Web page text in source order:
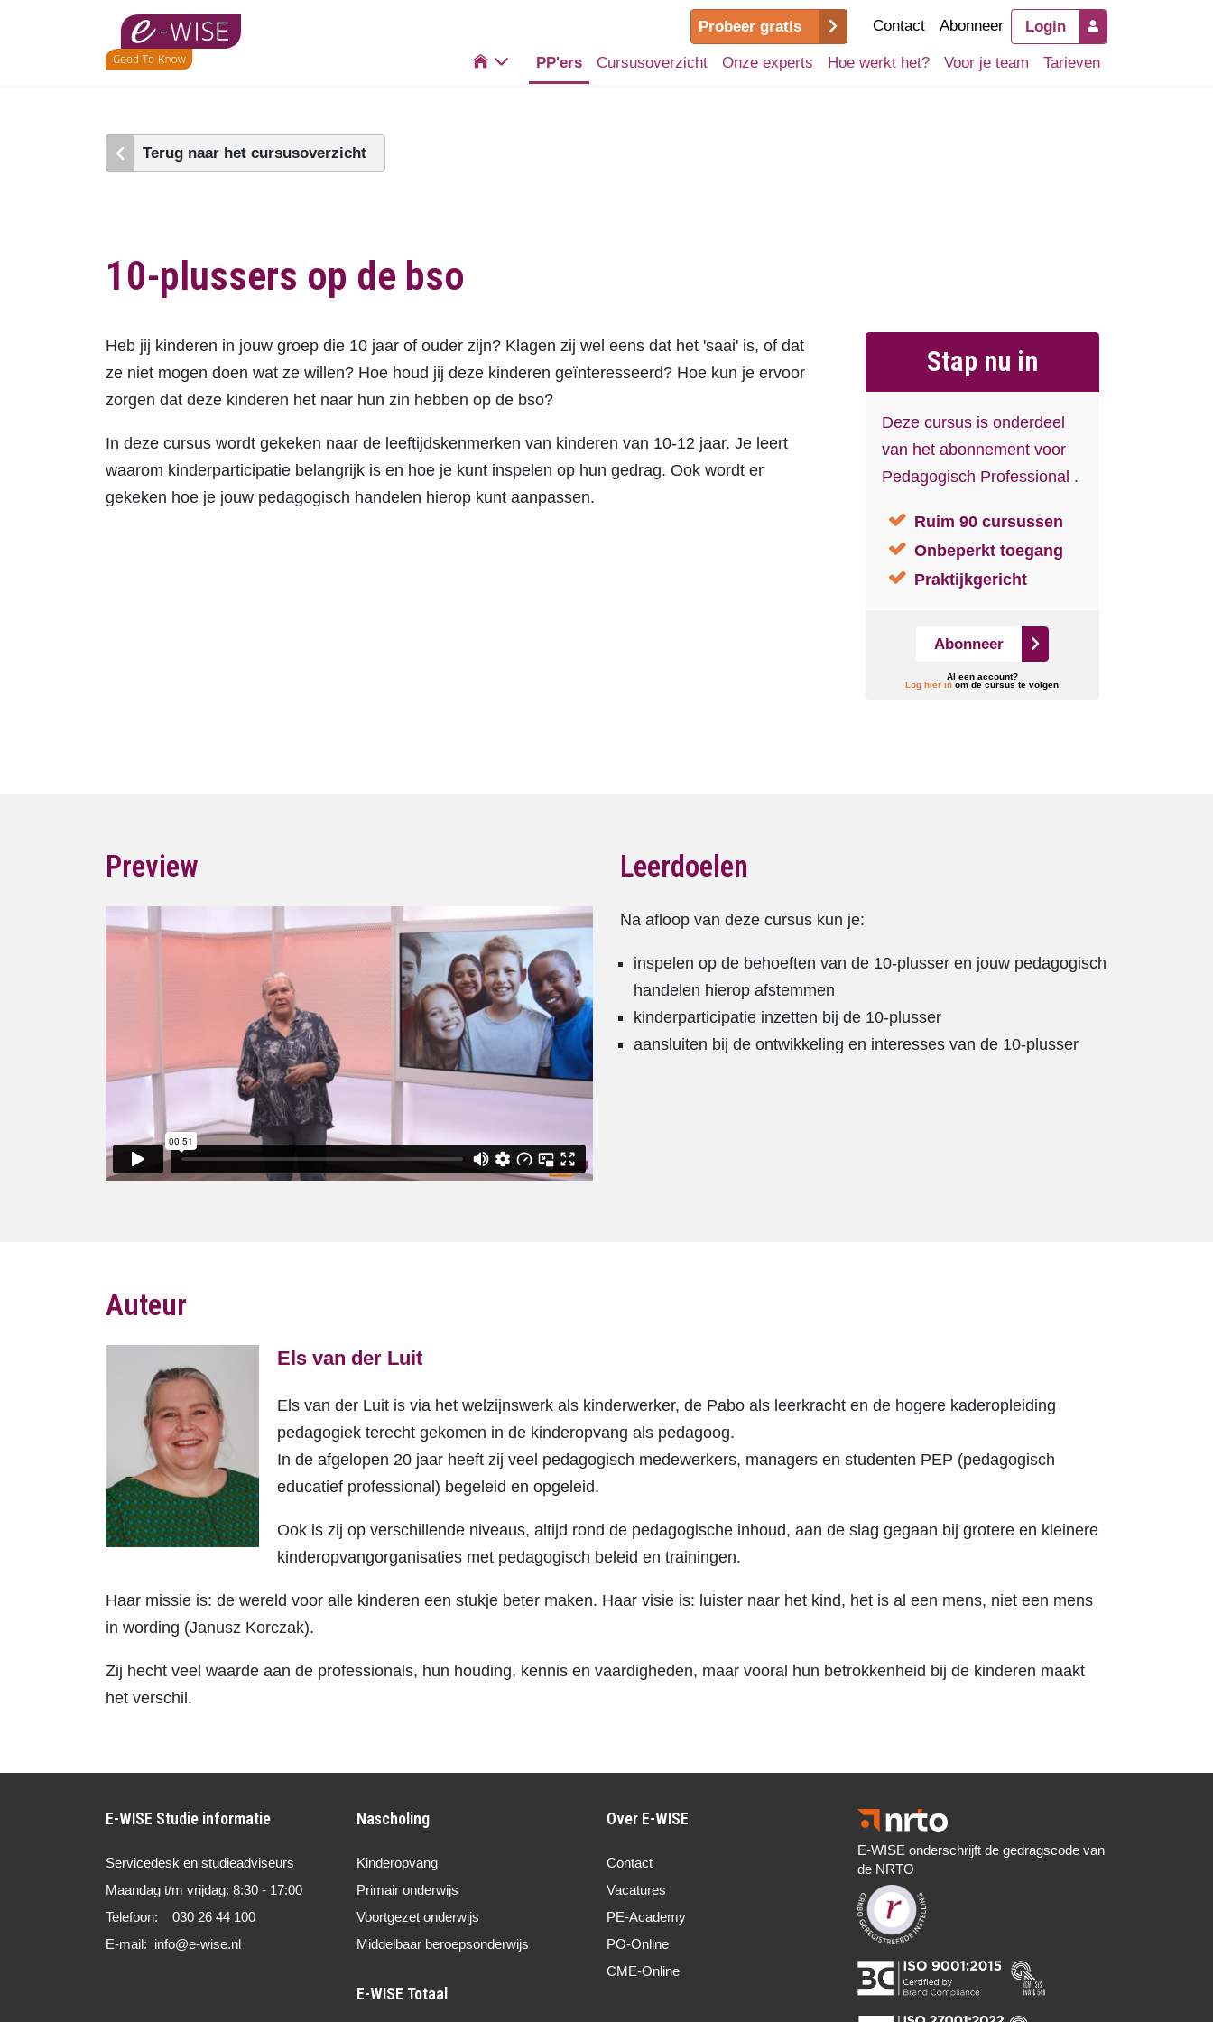
Probeer gratis Contact Abonneer Login
 PP'ers Cursusoverzicht Onze experts Hoe werkt het? Voor je team Tarieven
Terug naar het cursusoverzicht
10-plussers op de bso
Stap nu in
Deze cursus is onderdeel
van het abonnement voor
Pedagogisch Professional .
Ruim 90 cursussen
Onbeperkt toegang
Praktijkgericht
Abonneer
Al een account?
Log hier in om de cursus te volgen
Heb jij kinderen in jouw groep die 10 jaar of ouder zijn? Klagen zij wel eens dat het 'saai' is, of dat
ze niet mogen doen wat ze willen? Hoe houd jij deze kinderen geïnteresseerd? Hoe kun je ervoor
zorgen dat deze kinderen het naar hun zin hebben op de bso?
In deze cursus wordt gekeken naar de leeftijdskenmerken van kinderen van 10-12 jaar. Je leert
waarom kinderparticipatie belangrijk is en hoe je kunt inspelen op hun gedrag. Ook wordt er
gekeken hoe je jouw pedagogisch handelen hierop kunt aanpassen.
Preview Leerdoelen
Na afloop van deze cursus kun je:
inspelen op de behoeften van de 10-plusser en jouw pedagogisch
handelen hierop afstemmen
kinderparticipatie inzetten bij de 10-plusser
aansluiten bij de ontwikkeling en interesses van de 10-plusser
Auteur
Els van der Luit
Els van der Luit is via het welzijnswerk als kinderwerker, de Pabo als leerkracht en de hogere kaderopleiding
pedagogiek terecht gekomen in de kinderopvang als pedagoog.
In de afgelopen 20 jaar heeft zij veel pedagogisch medewerkers, managers en studenten PEP (pedagogisch
educatief professional) begeleid en opgeleid.
Ook is zij op verschillende niveaus, altijd rond de pedagogische inhoud, aan de slag gegaan bij grotere en kleinere
kinderopvangorganisaties met pedagogisch beleid en trainingen.
Haar missie is: de wereld voor alle kinderen een stukje beter maken. Haar visie is: luister naar het kind, het is al een mens, niet een mens
in wording (Janusz Korczak).
Zij hecht veel waarde aan de professionals, hun houding, kennis en vaardigheden, maar vooral hun betrokkenheid bij de kinderen maakt
het verschil.
E-WISE Studie informatie
Servicedesk en studieadviseurs
Maandag t/m vrijdag: 8:30 - 17:00
Telefoon: 030 26 44 100
E-mail: info@e-wise.nl
Nascholing
Kinderopvang
Primair onderwijs
Voortgezet onderwijs
Middelbaar beroepsonderwijs
Over E-WISE
Contact
Vacatures
PE-Academy
PO-Online
CME-Online
E-WISE onderschrijft de gedragscode van
de NRTO